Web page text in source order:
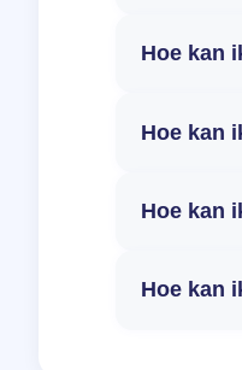
Hoe kan
Hoe kan
Hoe kan
Hoe kan